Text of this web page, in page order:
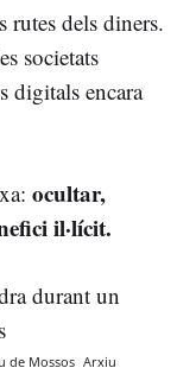
rutes dels diners.
societats
digitals encara
ocultar,
il·lícit.
de Mossos Arxiu